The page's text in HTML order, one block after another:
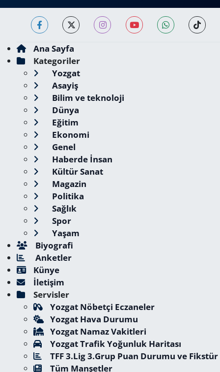
Ana Sayfa
Kategoriler
Yozgat
Asayiş
Bilim ve teknoloji
Dünya
Eğitim
Ekonomi
Genel
Haberde İnsan
Kültür Sanat
Magazin
Politika
Sağlık
Spor
Yaşam
Biyografi
Anketler
Künye
İletişim
Servisler
Yozgat Nöbetçi Eczaneler
Yozgat Hava Durumu
Yozgat Namaz Vakitleri
Yozgat Trafik Yoğunluk Haritası
TFF 3.Lig 3.Grup Puan Durumu ve Fikstür
Tüm Manşetler